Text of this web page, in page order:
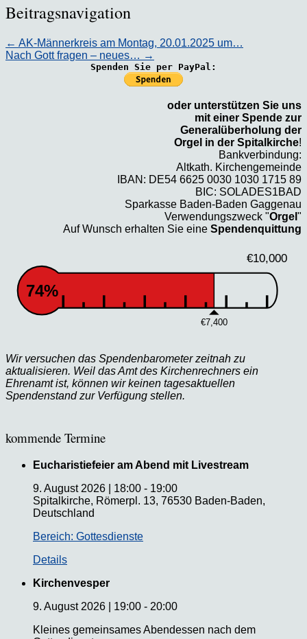
Beitragsnavigation
← AK-Männerkreis am Montag, 20.01.2025 um…
Nach Gott fragen – neues… →
Spenden Sie per PayPal:
oder unterstützen Sie uns
mit einer Spende zur
Generalüberholung der
Orgel in der Spitalkirche!
Bankverbindung:
Altkath. Kirchengemeinde
IBAN: DE54 6625 0030 1030 1715 89
BIC: SOLADES1BAD
Sparkasse Baden-Baden Gaggenau
Verwendungszweck "Orgel "
Auf Wunsch erhalten Sie eine Spendenquittung
€10,000
€7,400
74%
Wir versuchen das Spendenbarometer zeitnah zu
aktualisieren. Weil das Amt des Kirchenrechners ein
Ehrenamt ist, können wir keinen tagesaktuellen
Spendenstand zur Verfügung stellen.
kommende Termine
Eucharistiefeier am Abend mit Livestream
9. August 2026
18:00 - 19:00
Spitalkirche, Römerpl. 13, 76530 Baden-Baden,
Deutschland
Bereich: Gottesdienste
Details
Kirchenvesper
9. August 2026
19:00 - 20:00
Kleines gemeinsames Abendessen nach dem